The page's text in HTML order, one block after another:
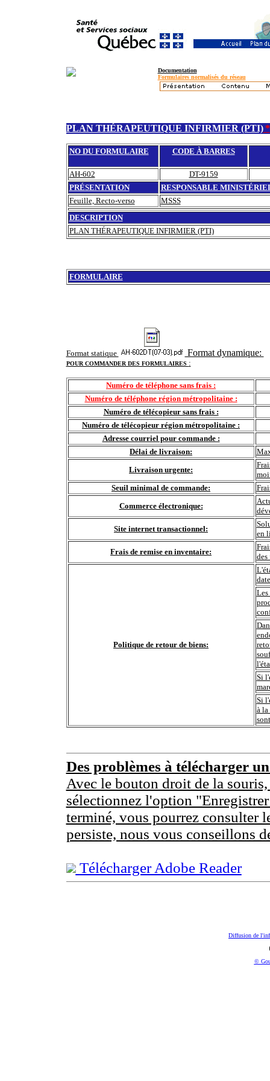
Documentation
Formulaires normalisés du réseau
PLAN THÉRAPEUTIQUE INFIRMIER (PTI) *
NO DU FORMULAIRE CODE À BARRES
AH-602
DT-9159
PRÉSENTATION
RESPONSABLE
Feuille, Recto-verso
MSSS
DESCRIPTION
PLAN THÉRAPEUTIQUE INFIRMIER (PTI)
FORMULAIRE
Format statique Format dynamique:
POUR COMMANDER DES FORMULAIRES :
Numéro de téléphone sans frais :
Numéro de téléphone région métropolitaine :
Numéro de télécopieur sans frais :
Numéro de télécopieur région métropolitaine :
Adresse courriel pour commande :
Délai de livraison:
Livraison urgente:
Seuil minimal de commande:
Commerce électronique:
Site internet transactionnel:
en
Frais de remise en inventaire:
des
Politique de retour de biens:
Les
Si
Si
à la
Des problèmes à télécharger
Avec le bouton droit de la
sélectionnez l'option
terminé, vous pourrez consulter
persiste, nous vous conseillons
Télécharger Adobe Reader
Diffusion de
©